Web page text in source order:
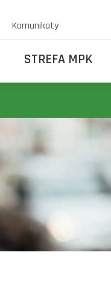
Komunikaty
STREFA MPK